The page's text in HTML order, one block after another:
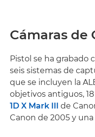
Cámaras de
Pistol se ha grabado
seis sistemas de
que se incluyen la
objetivos antiguos, 18
1D X Mark III de
Canon de 2005 y una